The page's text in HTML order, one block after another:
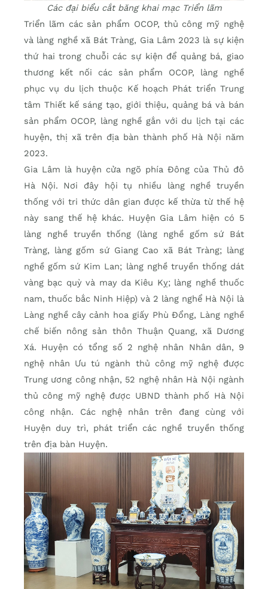
Các đại biểu cắt băng khai mạc Triển lãm
Triển lãm các sản phẩm OCOP, thủ công mỹ nghệ
và làng nghề xã Bát Tràng, Gia Lâm 2023 là sự kiện
thứ hai trong chuỗi các sự kiện để quảng bá, giao
thương kết nối các sản phẩm OCOP, làng nghề
phục vụ du lịch thuộc Kế hoạch Phát triển Trung
tâm Thiết kế sáng tạo, giới thiệu, quảng bá và bán
sản phẩm OCOP, làng nghề gắn với du lịch tại các
huyện, thị xã trên địa bàn thành phố Hà Nội năm
2023.
Gia Lâm là huyện cửa ngõ phía Đông của Thủ đô
Hà Nội. Nơi đây hội tụ nhiều làng nghề truyền
thống với tri thức dân gian được kế thừa từ thế hệ
này sang thế hệ khác. Huyện Gia Lâm hiện có 5
làng nghề truyền thống (làng nghề gốm sứ Bát
Tràng, làng gốm sứ Giang Cao xã Bát Tràng; làng
nghề gốm sứ Kim Lan; làng nghề truyền thống dát
vàng bạc quỳ và may da Kiêu Kỵ; làng nghề thuốc
nam, thuốc bắc Ninh Hiệp) và 2 làng nghể Hà Nội là
Làng nghề cây cảnh hoa giấy Phù Đổng, Làng nghề
chế biến nông sản thôn Thuận Quang, xã Dương
Xá. Huyện có tổng số 2 nghệ nhân Nhân dân, 9
nghệ nhân Ưu tú ngành thủ công mỹ nghệ được
Trung ương công nhận, 52 nghệ nhân Hà Nội ngành
thủ công mỹ nghệ được UBND thành phố Hà Nội
công nhận. Các nghệ nhân trên đang cùng với
Huyện duy trì, phát triển các nghề truyền thống
trên địa bàn Huyện.